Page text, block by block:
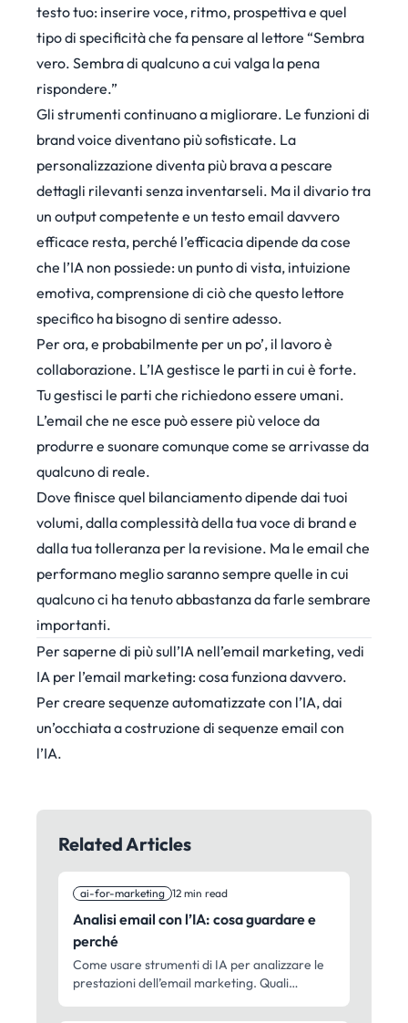
testo tuo: inserire voce, ritmo, prospettiva e quel
tipo di specificità che fa pensare al lettore “Sembra
vero. Sembra di qualcuno a cui valga la pena
rispondere.”
Gli strumenti continuano a migliorare. Le funzioni di
brand voice diventano più sofisticate. La
personalizzazione diventa più brava a pescare
dettagli rilevanti senza inventarseli. Ma il divario tra
un output competente e un testo email davvero
efficace resta, perché l’efficacia dipende da cose
che l’IA non possiede: un punto di vista, intuizione
emotiva, comprensione di ciò che questo lettore
specifico ha bisogno di sentire adesso.
Per ora, e probabilmente per un po’, il lavoro è
collaborazione. L’IA gestisce le parti in cui è forte.
Tu gestisci le parti che richiedono essere umani.
L’email che ne esce può essere più veloce da
produrre e suonare comunque come se arrivasse da
qualcuno di reale.
Dove finisce quel bilanciamento dipende dai tuoi
volumi, dalla complessità della tua voce di brand e
dalla tua tolleranza per la revisione. Ma le email che
performano meglio saranno sempre quelle in cui
qualcuno ci ha tenuto abbastanza da farle sembrare
importanti.
Per saperne di più sull’IA nell’email marketing, vedi
IA per l’email marketing: cosa funziona davvero.
Per creare sequenze automatizzate con l’IA, dai
un’occhiata acostruzione di sequenze email con
l’IA.
Related Articles
ai-for-marketing 12 min read
Analisi email con l’IA: cosa guardare e
perché
Come usare strumenti di IA per analizzare le
prestazioni dell’email marketing. Quali
come trasformare i dati in campagne migliori.